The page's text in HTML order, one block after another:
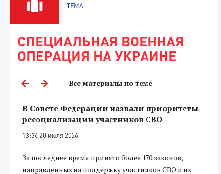
ТЕМА
СПЕЦИАЛЬНАЯ ВОЕННАЯ
ОПЕРАЦИЯ НА УКРАИНЕ
Все материалы по теме
В Совете Федерации назвали приоритеты
ресоциализации участников СВО
13:36 20 июля 2026
За последнее время принято более 170 законов,
направленных на поддержку участников СВО и их